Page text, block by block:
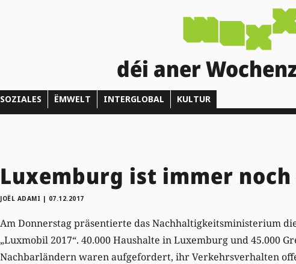
déi aner
SOZIALES ËMWELT INTERGLOBAL KULTUR
Luxemburg ist immer
JOËL ADAMI | 07.12.2017
Am Donnerstag präsentierte das Nachhaltigkeitsministerium
„Luxmobil 2017“. 40.000 Haushalte in Luxemburg und 45.000
Nachbarländern waren aufgefordert, ihr Verkehrsverhalten